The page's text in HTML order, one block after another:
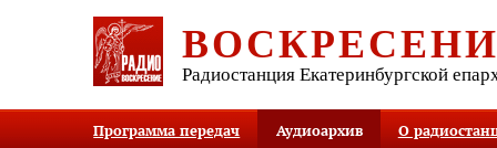
Радиостанция Екатеринбургской
Программа передач Аудиоархив О